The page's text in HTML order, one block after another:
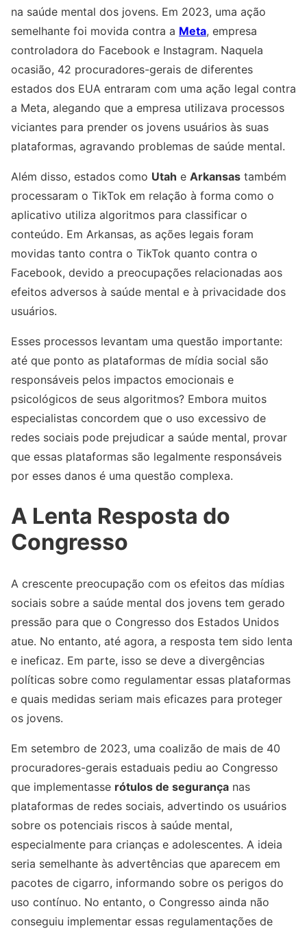
na saúde mental dos jovens. Em 2023, uma ação
semelhante foi movida contra a Meta, empresa
controladora do Facebook e Instagram. Naquela
ocasião, 42 procuradores-gerais de diferentes
estados dos EUA entraram com uma ação legal contra
a Meta, alegando que a empresa utilizava processos
viciantes para prender os jovens usuários às suas
plataformas, agravando problemas de saúde mental.
Além disso, estados como Utah e Arkansas também
processaram o TikTok em relação à forma como o
aplicativo utiliza algoritmos para classificar o
conteúdo. Em Arkansas, as ações legais foram
movidas tanto contra o TikTok quanto contra o
Facebook, devido a preocupações relacionadas aos
efeitos adversos à saúde mental e à privacidade dos
usuários.
Esses processos levantam uma questão importante:
até que ponto as plataformas de mídia social são
responsáveis pelos impactos emocionais e
psicológicos de seus algoritmos? Embora muitos
especialistas concordem que o uso excessivo de
redes sociais pode prejudicar a saúde mental, provar
que essas plataformas são legalmente responsáveis
por esses danos é uma questão complexa.
A Lenta Resposta do
Congresso
A crescente preocupação com os efeitos das mídias
sociais sobre a saúde mental dos jovens tem gerado
pressão para que o Congresso dos Estados Unidos
atue. No entanto, até agora, a resposta tem sido lenta
e ineficaz. Em parte, isso se deve a divergências
políticas sobre como regulamentar essas plataformas
e quais medidas seriam mais eficazes para proteger
os jovens.
Em setembro de 2023, uma coalizão de mais de 40
procuradores-gerais estaduais pediu ao Congresso
que implementasse rótulos de segurança nas
plataformas de redes sociais, advertindo os usuários
sobre os potenciais riscos à saúde mental,
especialmente para crianças e adolescentes. A ideia
seria semelhante às advertências que aparecem em
pacotes de cigarro, informando sobre os perigos do
uso contínuo. No entanto, o Congresso ainda não
conseguiu implementar essas regulamentações de